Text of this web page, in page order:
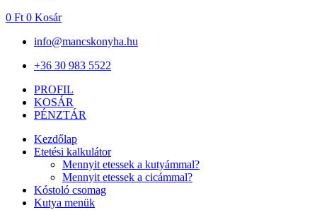
0 Ft 0 Kosár
info@mancskonyha.hu
+36 30 983 5522
PROFIL
KOSÁR
PÉNZTÁR
Kezdőlap
Etetési kalkulátor
Mennyit etessek a kutyámmal?
Mennyit etessek a cicámmal?
Kóstoló csomag
Kutya menük